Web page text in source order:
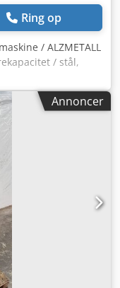
Ring op
/ ALZMETALL
/ stål,
ca. 600 x
MK 3
65 -
-Analog
Mål:
kg
Annoncer